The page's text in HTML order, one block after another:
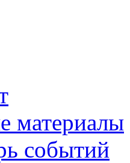
материалы
событий